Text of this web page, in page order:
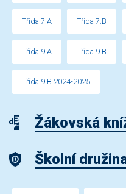
Třída 7.A Třída 7.B
Třída 9.A Třída 9.B
Třída 9.B 2024-2025
Žákovská
Školní